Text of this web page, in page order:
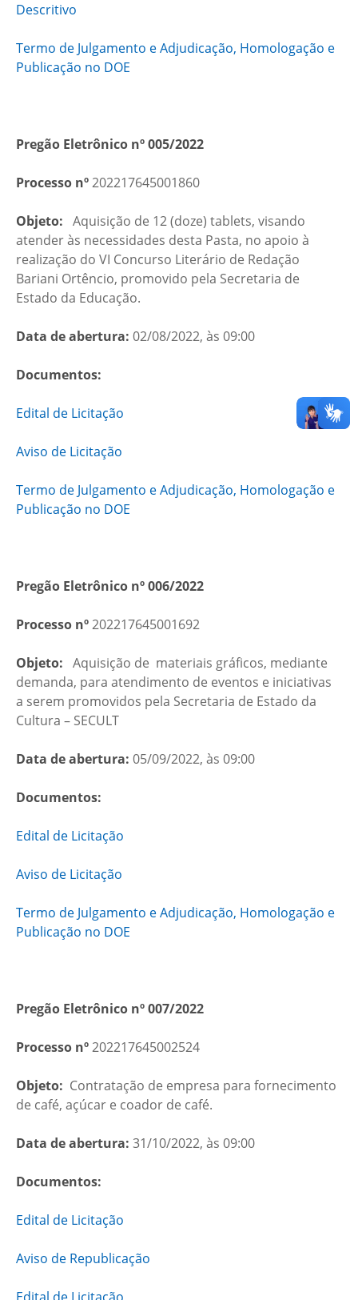
Descritivo
Termo de Julgamento e Adjudicação, Homologação e
Publicação no DOE
Pregão Eletrônico nº 005/2022
Processo nº202217645001860
Objeto: Aquisição de 12 (doze) tablets, visando
atender às necessidades desta Pasta, no apoio à
realização do VI Concurso Literário de Redação
Bariani Ortêncio, promovido pela Secretaria de
Estado da Educação.
Data de abertura: 02/08/2022, às 09:00
Documentos:
Edital de Licitação
Aviso de Licitação
Termo de Julgamento e Adjudicação, Homologação e
Publicação no DOE
Pregão Eletrônico nº 006/2022
Processo nº202217645001692
Objeto: Aquisição de materiais gráficos, mediante
demanda, para atendimento de eventos e iniciativas
a serem promovidos pela Secretaria de Estado da
Cultura – SECULT
Data de abertura: 05/09/2022, às 09:00
Documentos:
Edital de Licitação
Aviso de Licitação
Termo de Julgamento e Adjudicação, Homologação e
Publicação no DOE
Pregão Eletrônico nº 007/2022
Processo nº202217645002524
Objeto: Contratação de empresa para fornecimento
de café, açúcar e coador de café.
Data de abertura: 31/10/2022, às 09:00
Documentos:
Edital de Licitação
Aviso de Republicação